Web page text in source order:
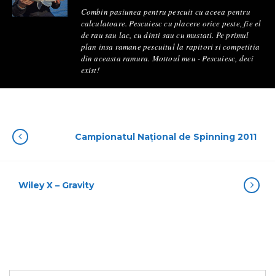
Combin pasiunea pentru pescuit cu aceea pentru
calculatoare. Pescuiesc cu placere orice peste, fie el
de rau sau lac, cu dinti sau cu mustati. Pe primul
plan insa ramane pescuitul la rapitori si competitia
din aceasta ramura. Mottoul meu - Pescuiesc, deci
exist!
Campionatul Național de Spinning 2011
Wiley X – Gravity